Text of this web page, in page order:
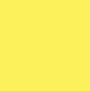
ମୁଖ୍ୟମନ୍ତ୍ରୀ ଶ୍ରୀ
କହିଛନ୍ତି । ଓଡ଼ିଶାର
ମୁଖ୍ୟମନ୍ତ୍ରୀ
ସମେତ ଡାଉନ୍‌ଷ୍ଟ୍ରିମ୍
ପ୍ରାୟ ୩୫,୦୦୦ ଏବଂ
ରାଜ୍ୟର ଖଣିଜ
ଆମ ସରକାରଙ୍କ ମୂଳ
ବୋଲି ପ୍ରକାଶ କରି
ଦିଗରେ ସହାୟକ ହେବ
ସଂକଳ୍ପ ନେଇ ଆଗକୁ ବଢ଼ୁଛି।
ଆଇ ଏଚ ସି ଗ୍ରୁପ୍